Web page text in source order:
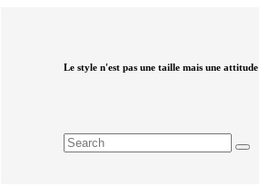
Le style n'est pas une taille mais une attitude